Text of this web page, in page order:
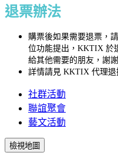
退票辦法
購票後如果需要退票，
位功能提出，KKTIX 於
給其他需要的朋友，謝謝
詳情請見 KKTIX 代理退
社群活動
聯誼聚會
藝文活動
檢視地圖